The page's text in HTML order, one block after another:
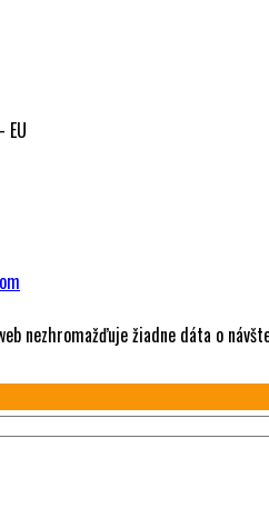
EU
nezhromažďuje žiadne dáta o